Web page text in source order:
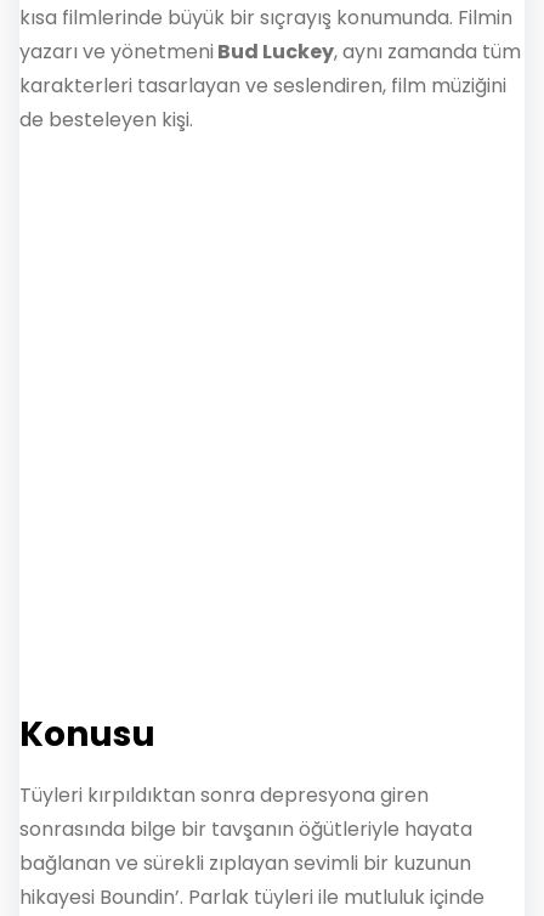
kısa filmlerinde büyük bir sıçrayış konumunda. Filmin
yazarı ve yönetmeni Bud Luckey, aynı zamanda tüm
karakterleri tasarlayan ve seslendiren, film müziğini
de besteleyen kişi.
Konusu
Tüyleri kırpıldıktan sonra depresyona giren
sonrasında bilge bir tavşanın öğütleriyle hayata
bağlanan ve sürekli zıplayan sevimli bir kuzunun
hikayesi Boundin’. Parlak tüyleri ile mutluluk içinde